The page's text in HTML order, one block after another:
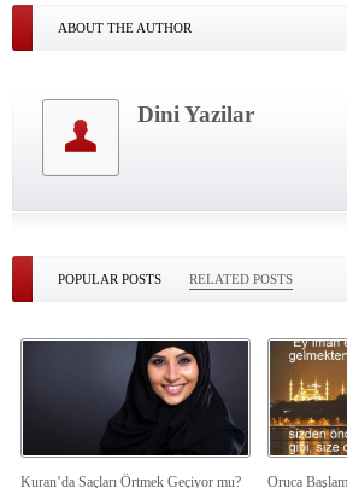
ABOUT THE AUTHOR
Dini Yazilar
POPULAR POSTS RELATED POSTS
Kuran’da Saçları Örtmek Geçiyor mu?
Oruca